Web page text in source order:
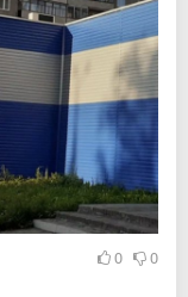
0 0